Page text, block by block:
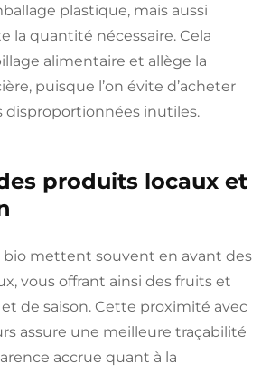
plastique, mais aussi
la quantité nécessaire. Cela
alimentaire et allège la
puisque l’on évite d’acheter
disproportionnées inutiles.
produits locaux et
bio mettent souvent en avant des
vous offrant ainsi des fruits et
de saison. Cette proximité avec
assure une meilleure traçabilité
accrue quant à la